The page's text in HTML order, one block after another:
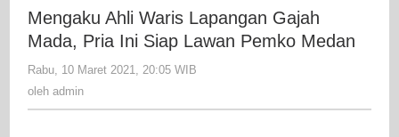
Waris
Lapangan
Mengaku Ahli Waris Lapangan Gajah
Mada, Pria Ini Siap Lawan Pemko Medan
Rabu, 10 Maret 2021, 20:05 WIB
oleh admin